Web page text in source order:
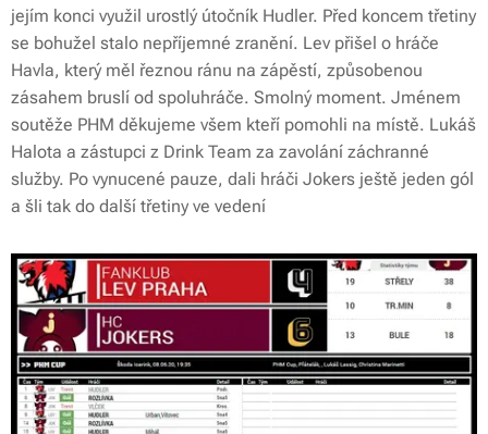
jejím konci využil urostlý útočník Hudler. Před koncem třetiny
se bohužel stalo nepříjemné zranění. Lev přišel o hráče
Havla, který měl řeznou ránu na zápěstí, způsobenou
zásahem bruslí od spoluhráče. Smolný moment. Jménem
soutěže PHM děkujeme všem kteří pomohli na místě. Lukáš
Halota a zástupci z Drink Team za zavolání záchranné
služby. Po vynucené pauze, dali hráči Jokers ještě jeden gól
a šli tak do další třetiny ve vedení